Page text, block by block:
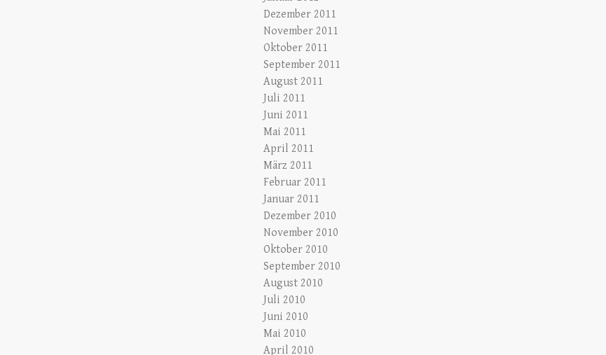
Dezember 2011
November 2011
Oktober 2011
September 2011
August 2011
Juli 2011
Juni 2011
Mai 2011
April 2011
März 2011
Februar 2011
Januar 2011
Dezember 2010
November 2010
Oktober 2010
September 2010
August 2010
Juli 2010
Juni 2010
Mai 2010
April 2010